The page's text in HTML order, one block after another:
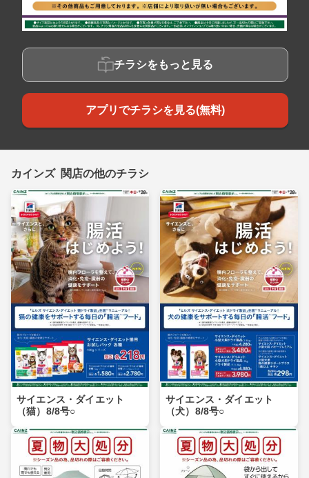
チラシをもっと見る
アプリでチラシを見る(無料)
カインズ 関店の他のチラシ
サイエンス・ダイエット
（猫）8/8号○
サイエンス・ダイエット
（犬）8/8号○